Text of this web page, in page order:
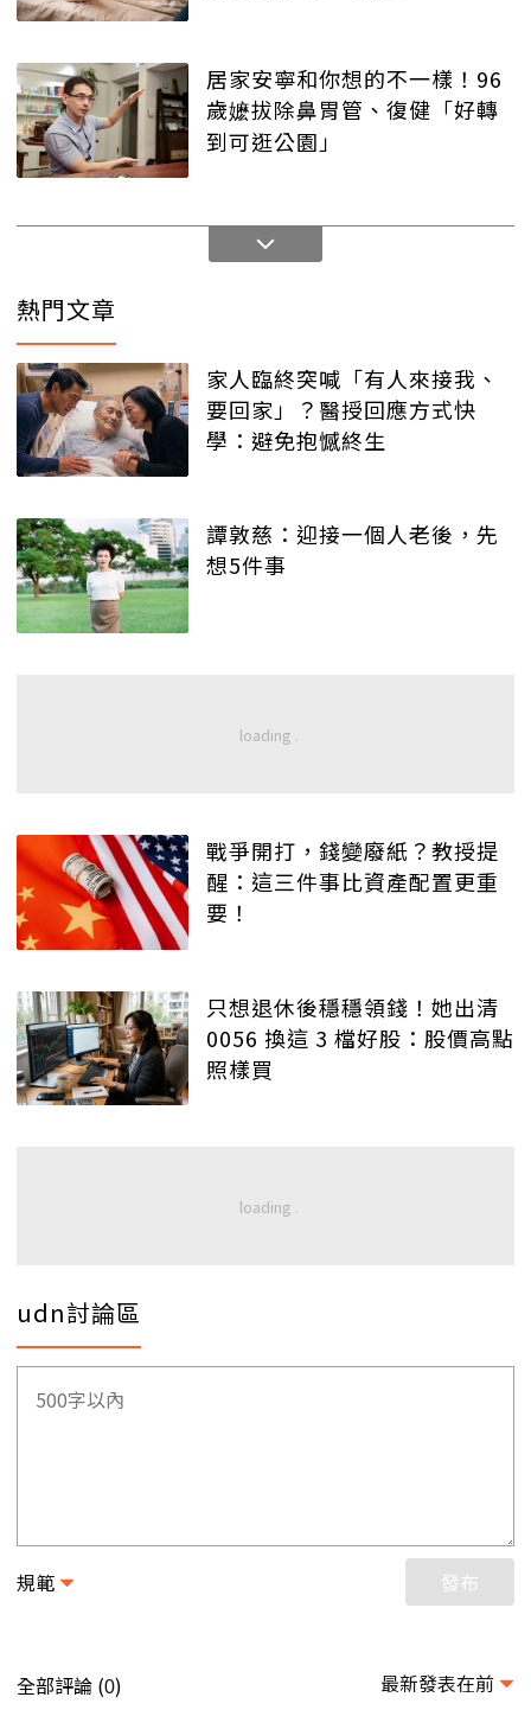
居家安寧和你想的不一樣！96
歲嬷拔除鼻胃管、復健「好轉
到可逛公園」
熱門文章
家人臨終突喊「有人來接我、
要回家」？醫授回應方式快
學：避免抱憾終生
譚敦慈：迎接一個人老後，先
想5件事
戰爭開打，錢變廢紙？教授提
醒：這三件事比資產配置更重
要！
只想退休後穩穩領錢！她出清
0056 換這 3 檔好股：股價高點
照樣買
udn討論區
規範 發布
全部評論 (0) 最新發表在前